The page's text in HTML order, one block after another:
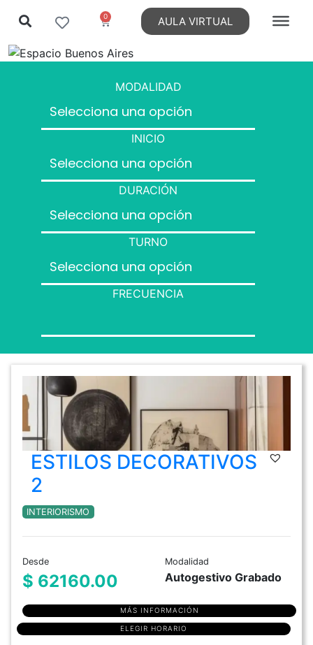
0 AULA VIRTUAL
MODALIDAD
INICIO
DURACIÓN
TURNO
FRECUENCIA
ESTILOS DECORATIVOS
2
INTERIORISMO
Desde
$ 62160.00
Modalidad
Autogestivo Grabado
MÁS INFORMACIÓN
ELEGIR HORARIO